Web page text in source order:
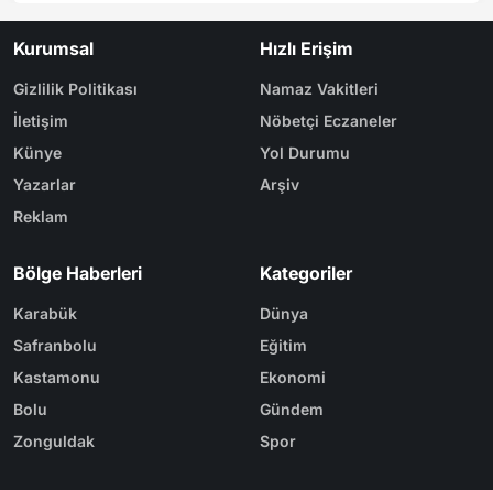
Kurumsal
Gizlilik Politikası
İletişim
Künye
Yazarlar
Reklam
Hızlı Erişim
Namaz Vakitleri
Nöbetçi Eczaneler
Yol Durumu
Arşiv
Bölge Haberleri
Karabük
Safranbolu
Kastamonu
Bolu
Zonguldak
Kategoriler
Dünya
Eğitim
Ekonomi
Gündem
Spor